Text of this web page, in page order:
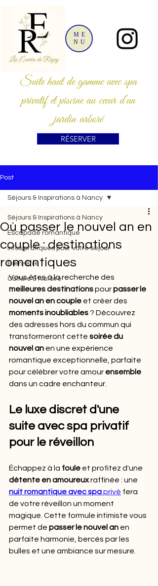
ME
NU
RÉSERVER
Suite haut de gamme avec spa
privatif et piscine au cœur d’un
jardin arboré
Post
Séjours & Inspirations à Nancy
Escapade romantique
Infos pratiques pour votre séjour
Bien-être
Culture & histoire
Séjours & Inspirations à Nancy
Où passer le nouvel an en
couple : destinations
romantiques
Vous êtes à la recherche des
meilleures destinations pour passer le
nouvel an en couple et créer des
moments inoubliables ? Découvrez
des adresses hors du commun qui
transformeront cette soirée du
nouvel an en une expérience
romantique exceptionnelle, parfaite
pour célébrer votre amour ensemble
dans un cadre enchanteur.
Le luxe discret d'une
suite avec spa privatif
pour le réveillon
Échappez à la foule et profitez d'une
détente en amoureux raffinée : une
nuit romantique avec spa privé fera
de votre réveillon un moment
magique. Cette formule intimiste vous
permet de passer le nouvel an en
parfaite harmonie, bercés par les
bulles et une ambiance sur mesure.